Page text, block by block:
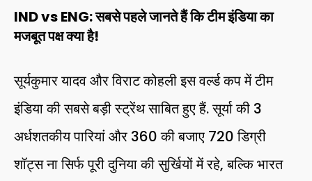
IND vs ENG: सबसे पहले जानते हैं कि टीम इंडिया का
मजबूत पक्ष क्या है!
सूर्यकुमार यादव और विराट कोहली इस वर्ल्ड कप में टीम
इंडिया की सबसे बड़ी स्ट्रेंथ साबित हुए हैं. सूर्या की 3
अर्धशतकीय पारियां और 360 की बजाए 720 डिग्री
शॉट्स ना सिर्फ पूरी दुनिया की सुर्खियों में रहे, बल्कि भारत